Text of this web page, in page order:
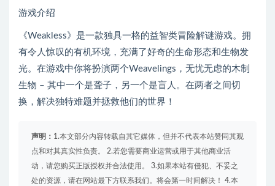
游戏介绍
《Weakless》是一款独具一格的益智类冒险解谜游戏。拥
有令人惊叹的有机环境，充满了好奇的生命形态和生物发
光。在游戏中你将扮演两个Weavelings，无忧无虑的木制
生物 – 其中一个是聋子，另一个是盲人。在两者之间切
换，解决独特难题并拯救他们的世界！
声明： 1.本文部分内容转载自其它媒体，但并不代表本站赞同其观
点和对其真实性负责。 2.若您需要商业运营或用于其他商业活
动，请您购买正版授权并合法使用。 3.如果本站有侵犯、不妥之
处的资源，请在网站最下方联系我们。将会第一时间解决！ 4.本